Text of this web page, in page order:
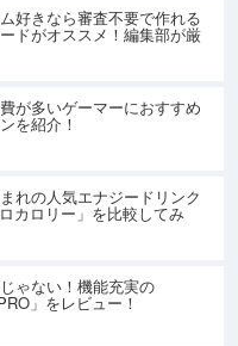
好きなら審査不要で作れる
ドがオススメ！編集部が厳
が多いゲーマーにおすすめ
を紹介！
れの人気エナジードリンク
カロリー」を比較してみ
ゃない！機能充実の
」をレビュー！